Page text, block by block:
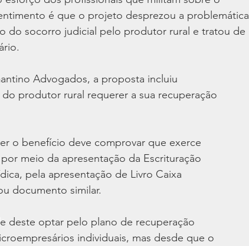
é que o projeto desprezou a problemática
do socorro judicial pelo produtor rural e tratou de
Advogados, a proposta incluiu
produtor rural requerer a sua recuperação
o benefício deve comprovar que exerce
meio da apresentação da Escrituração
pela apresentação de Livro Caixa
documento similar.
deste optar pelo plano de recuperação
individuais, mas desde que o